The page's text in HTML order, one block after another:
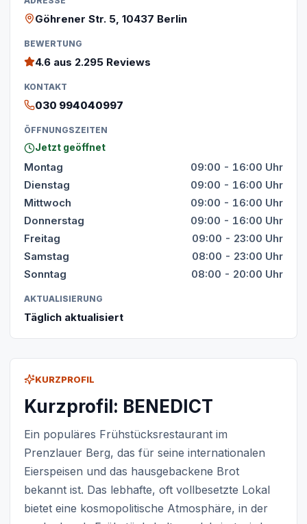
KURZPROFIL
Kurzprofil: BENEDICT
Ein populäres Frühstücksrestaurant im
Prenzlauer Berg, das für seine internationalen
Eierspeisen und das hausgebackene Brot
bekannt ist. Das lebhafte, oft vollbesetzte Lokal
bietet eine kosmopolitische Atmosphäre, in der
Göhrener Str. 5, 10437 Berlin
BEWERTUNG
4.6 aus 2.295 Reviews
KONTAKT
030 994040997
ÖFFNUNGSZEITEN
Jetzt geöffnet
Montag
09:00 - 16:00 Uhr
Dienstag
09:00 - 16:00 Uhr
Mittwoch
09:00 - 16:00 Uhr
Donnerstag
09:00 - 16:00 Uhr
Freitag
09:00 - 23:00 Uhr
Samstag
08:00 - 23:00 Uhr
Sonntag
08:00 - 20:00 Uhr
AKTUALISIERUNG
Täglich aktualisiert